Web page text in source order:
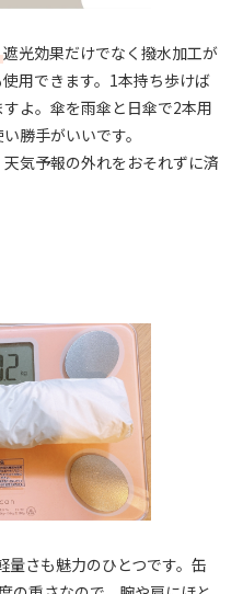
遮光効果だけでなく撥水加工が
用できます。1本持ち歩けば
よ。傘を雨傘と日傘で2本用
勝手がいいです。
気予報の外れをおそれずに済
さも魅力のひとつです。缶